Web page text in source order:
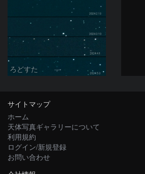
ろどすた
サイトマップ
ホーム
天体写真ギャラリーについて
利用規約
ログイン/新規登録
お問い合わせ